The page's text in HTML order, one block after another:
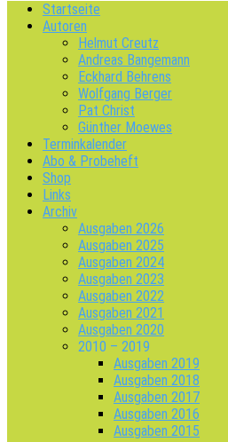
Startseite
Autoren
Helmut Creutz
Andreas Bangemann
Eckhard Behrens
Wolfgang Berger
Pat Christ
Günther Moewes
Terminkalender
Abo & Probeheft
Shop
Links
Archiv
Ausgaben 2026
Ausgaben 2025
Ausgaben 2024
Ausgaben 2023
Ausgaben 2022
Ausgaben 2021
Ausgaben 2020
2010 – 2019
Ausgaben 2019
Ausgaben 2018
Ausgaben 2017
Ausgaben 2016
Ausgaben 2015